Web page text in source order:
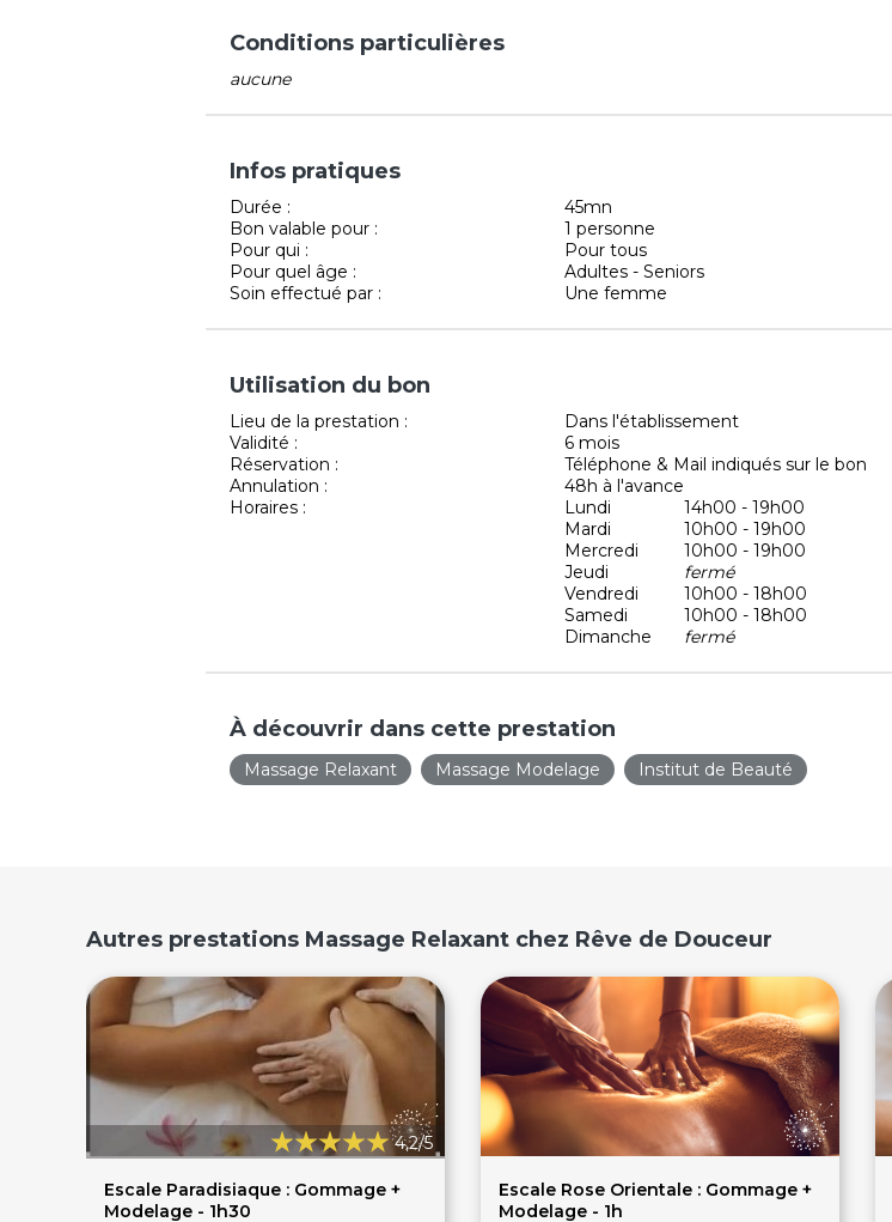
Conditions particulières
aucune
Infos pratiques
Durée :
45mn
Bon valable pour :
1 personne
Pour qui :
Pour tous
Pour quel âge :
Adultes - Seniors
Soin effectué par :
Une femme
Utilisation du bon
Lieu de la prestation :
Dans l'établissement
Validité :
6 mois
Réservation :
Téléphone & Mail indiqués sur le bon
Annulation :
48h à l'avance
Horaires :
Lundi
14h00 - 19h00
Mardi
10h00 - 19h00
Mercredi
10h00 - 19h00
Jeudi
fermé
Vendredi
10h00 - 18h00
Samedi
10h00 - 18h00
Dimanche
fermé
À découvrir dans cette prestation
Massage Relaxant Massage Modelage Institut de Beauté
Autres prestations Massage Relaxant chez Rêve de Douceur
4,2/5
Escale Paradisiaque : Gommage +
Modelage - 1h30
Escale Rose Orientale : Gommage +
Modelage - 1h